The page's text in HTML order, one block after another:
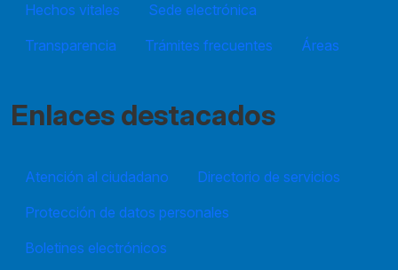
16
20
Hechos vitales
Sede electrónica
Transparencia
Trámites frecuentes Áreas
Enlaces destacados
Atención al ciudadano
Directorio de servicios
Protección de datos personales
Boletines electrónicos